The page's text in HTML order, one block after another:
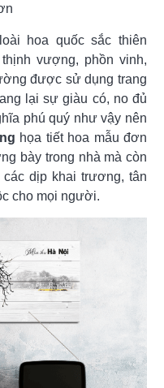
hoa quốc sắc thiên
vượng, phồn vinh,
được sử dụng trang
lại sự giàu có, no đủ
phú quý như vậy nên
họa tiết hoa mẫu đơn
bày trong nhà mà còn
dịp khai trương, tân
cho mọi người.